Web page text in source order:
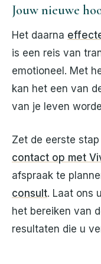
Jouw nieuwe
Het daarna
is een reis van
emotioneel. Met
kan het een van
van je leven
Zet de eerste
contact op met
afspraak te
consult. Laat ons
het bereiken van
resultaten die u